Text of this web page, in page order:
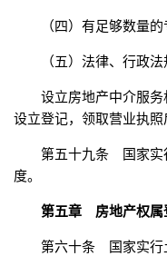
（四）有足够数量的
（五）法律、行政
设立房地产中介服
设立登记，领取营业执照
第五十九条 国家实
度。
第五章 房地产权属
第六十条 国家实行